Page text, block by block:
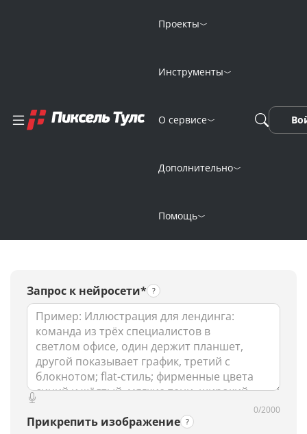
Проекты
Инструменты
О сервисе
Дополнительно
Помощь
нейросеть для
улучшения
изображений
Запрос к нейросети*
0/2000
Прикрепить изображение